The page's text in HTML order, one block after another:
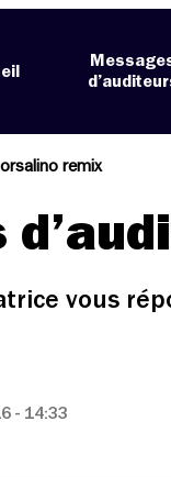
remix
vous
- 14:33